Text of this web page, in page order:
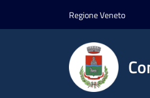
Regione Veneto